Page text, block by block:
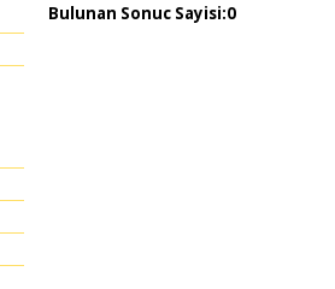
Bulunan Sonuc Sayisi:0